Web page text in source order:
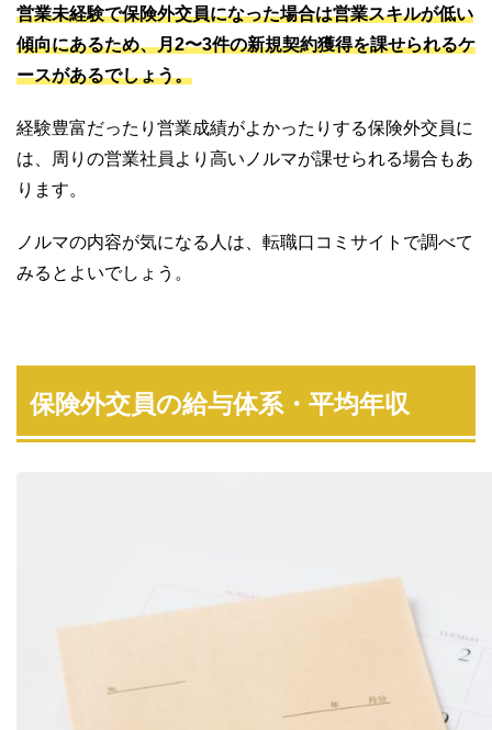
営業未経験で保険外交員になった場合は営業スキルが低い
傾向にあるため、月2〜3件の新規契約獲得を課せられるケ
ースがあるでしょう。
経験豊富だったり営業成績がよかったりする保険外交員に
は、周りの営業社員より高いノルマが課せられる場合もあ
ります。
ノルマの内容が気になる人は、転職口コミサイトで調べて
みるとよいでしょう。
保険外交員の給与体系・平均年収